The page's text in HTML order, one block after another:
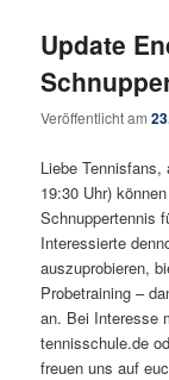
Update
Veröffentlicht am
Liebe
19:30 Uhr)
Schnuppertennis
Interessierte
auszuprobieren,
Probetraining –
an. Bei Interesse
tennisschule.de
freuen uns auf